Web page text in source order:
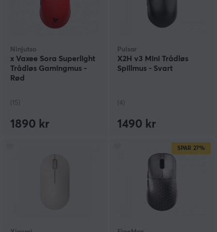
Ninjutso
x Vaxee Sora Superlight
Trådløs Gamingmus -
Rød
(15)
1890 kr
Pulsar
X2H v3 Mini Trådløs
Spillmus - Svart
(4)
1490 kr
SPAR 27%